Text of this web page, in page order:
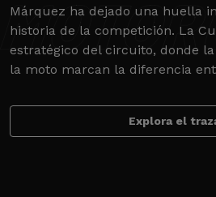
Márquez ha dejado una huella
historia de la competición. La
estratégico del circuito, donde
la moto marcan la diferencia
Explora el